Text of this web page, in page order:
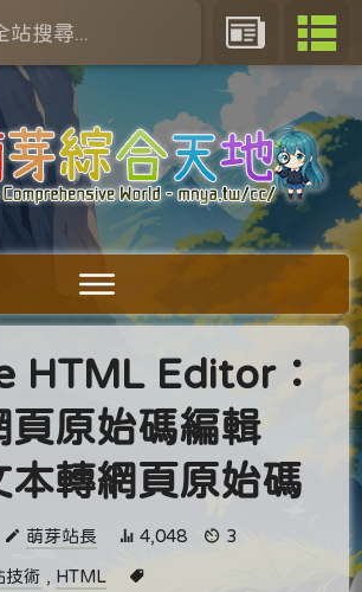
HTML Editor：
頁原始碼編輯
本轉網頁原始碼
萌芽站長 4,048 3
技術 , HTML